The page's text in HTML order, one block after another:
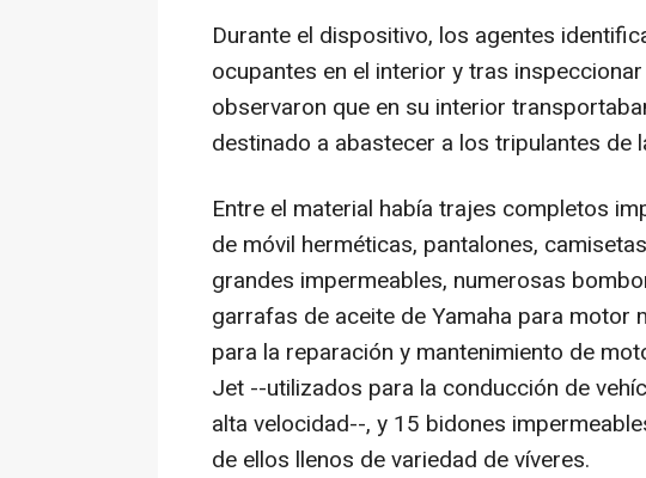
Durante el dispositivo, los agentes
ocupantes en el interior y tras
observaron que en su interior
destinado a abastecer a los tripulantes de
Entre el material había trajes completos
de móvil herméticas, pantalones,
grandes impermeables, numerosas
garrafas de aceite de Yamaha para motor
para la reparación y mantenimiento de
Jet --utilizados para la conducción de
alta velocidad--, y 15 bidones
de ellos llenos de variedad de víveres.